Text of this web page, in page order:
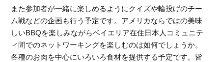
また参加者が一緒に楽しめるようにクイズや輪投げのチー
ム戦などの企画も行う予定です。アメリカならではの美味
しいBBQを楽しみながらベイエリア在住日本人コミュニテ
ィ間でのネットワーキングを楽しむのは如何でしょうか。
各種のお肉を中心にいろいろ食材を提供する予定です。皆